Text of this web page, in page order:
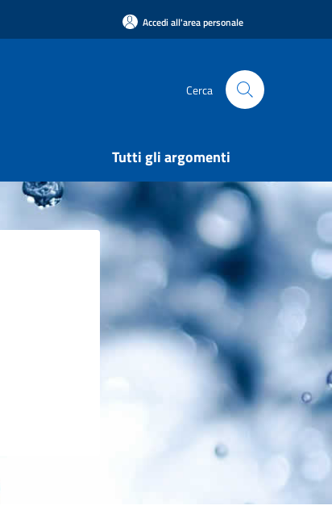
Accedi all'area personale
Cerca
Tutti gli argomenti